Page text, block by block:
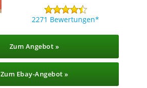
2271 Bewertungen
Zum Angebot »
Zum Ebay-Angebot »